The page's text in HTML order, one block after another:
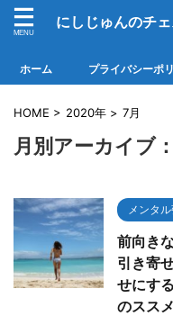
にしじゅんのチ
ホーム プライバシーポ
HOME > 2020年 > 7月
月別アーカイブ
メンタ
前向き
引き寄
せにす
のススメ